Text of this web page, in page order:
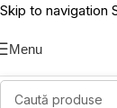
Skip to navigation
Menu